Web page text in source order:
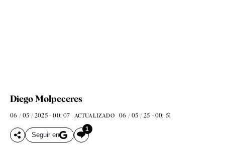
Diego Molpeceres
06 / 05 / 2025 - 00: 07 ACTUALIZADO 06 / 05 / 25 - 00: 51
Seguir en
1